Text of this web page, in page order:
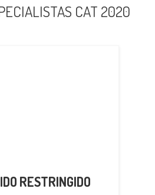
CAT 2020
RESTRINGIDO